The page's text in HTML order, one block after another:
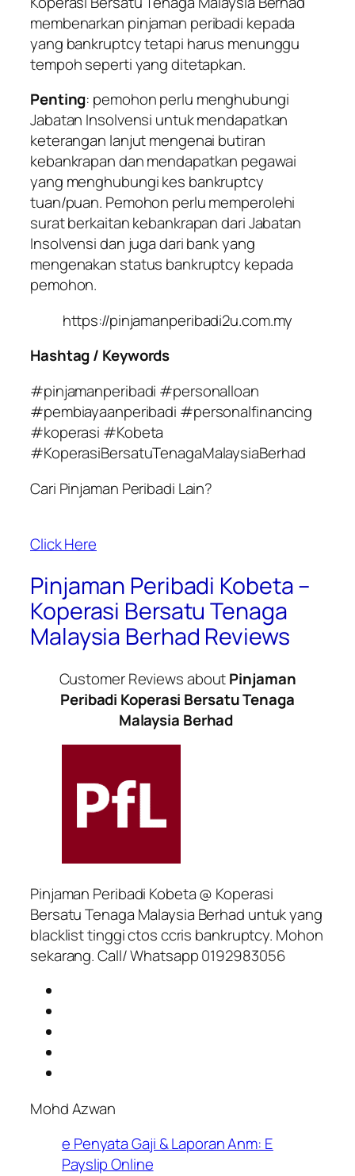
membenarkan pinjaman peribadi kepada
yang bankruptcy tetapi harus menunggu
tempoh seperti yang ditetapkan.
Penting: pemohon perlu menghubungi
Jabatan Insolvensi untuk mendapatkan
keterangan lanjut mengenai butiran
kebankrapan dan mendapatkan pegawai
yang menghubungi kes bankruptcy
tuan/puan. Pemohon perlu memperolehi
surat berkaitan kebankrapan dari Jabatan
Insolvensi dan juga dari bank yang
mengenakan status bankruptcy kepada
pemohon.
https://pinjamanperibadi2u.com.my
Hashtag / Keywords
#pinjamanperibadi #personalloan
#pembiayaanperibadi #personalfinancing
#koperasi #Kobeta
#KoperasiBersatuTenagaMalaysiaBerhad
Cari Pinjaman Peribadi Lain?
Click Here
Pinjaman Peribadi Kobeta –
Koperasi Bersatu Tenaga
Malaysia Berhad Reviews
Customer Reviews aboutPinjaman
Peribadi Koperasi Bersatu Tenaga
Malaysia Berhad
Pinjaman Peribadi Kobeta @ Koperasi
Bersatu Tenaga Malaysia Berhad untuk yang
blacklist tinggi ctos ccris bankruptcy. Mohon
sekarang. Call/ Whatsapp 0192983056
Mohd Azwan
e Penyata Gaji & Laporan Anm: E
Payslip Online